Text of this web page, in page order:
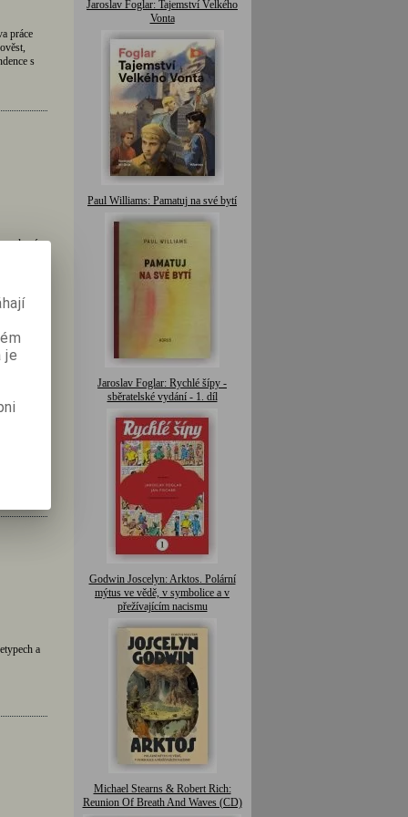
práce
s
a
Jaroslav Foglar: Tajemství Velkého
Vonta
Paul Williams: Pamatuj na své bytí
Jaroslav Foglar: Rychlé šípy -
sběratelské vydání - 1. díl
Godwin Joscelyn: Arktos. Polární
mýtus ve vědě, v symbolice a v
přežívajícím nacismu
Michael Stearns & Robert Rich:
Reunion Of Breath And Waves (CD)
je